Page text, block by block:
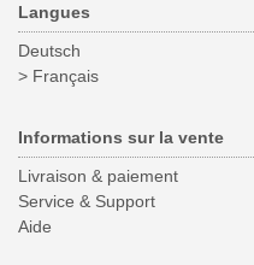
Langues
Deutsch
> Français
Informations sur la vente
Livraison & paiement
Service & Support
Aide